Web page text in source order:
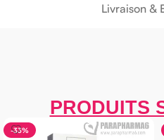
Livraison &
PRODUITS